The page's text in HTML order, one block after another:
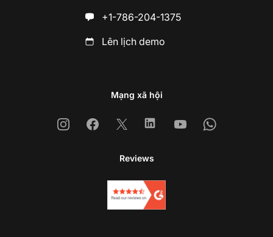
+1-786-204-1375
Lên lịch demo
Mạng xã hội
InstagramFacebook
X LinkedinYoutubeWhatsapp
Reviews